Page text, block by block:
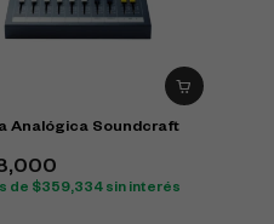
Analógica Soundcraft
de $359,334sin interés